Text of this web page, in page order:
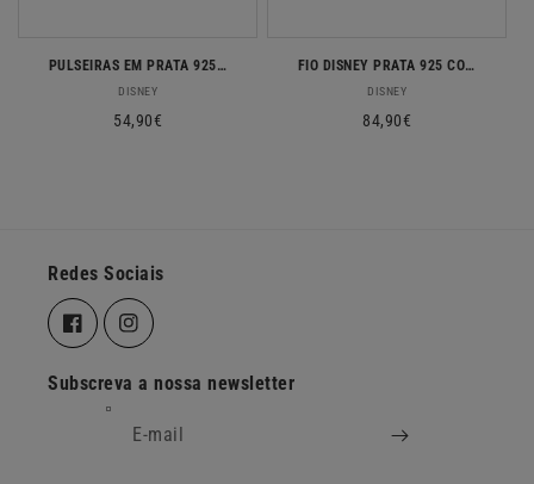
PULSEIRAS EM PRATA 925 DISNEY STITCH
Fornecedor:
DISNEY
Preço
54,90€
FIO DISNEY PRATA 925 COM ZIRCONIAS 3.60GR
Fornecedor:
DISNEY
Preço
84,90€
Redes Sociais
FacebookInstagram
Subscreva a nossa newsletter
E-mail